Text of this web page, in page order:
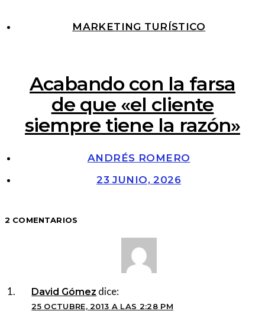
MARKETING TURÍSTICO
Acabando con la farsa
de que «el cliente
siempre tiene la razón»
ANDRÉS ROMERO
23 JUNIO, 2026
2 COMENTARIOS
David Gómez dice:
25 OCTUBRE, 2013 A LAS 2:28 PM